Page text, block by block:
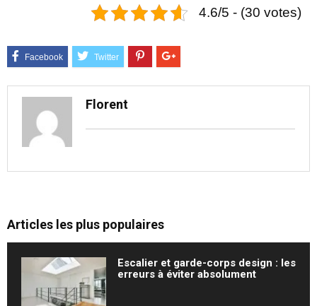
4.6/5 - (30 votes)
Florent
Articles les plus populaires
Escalier et garde-corps design : les
erreurs à éviter absolument